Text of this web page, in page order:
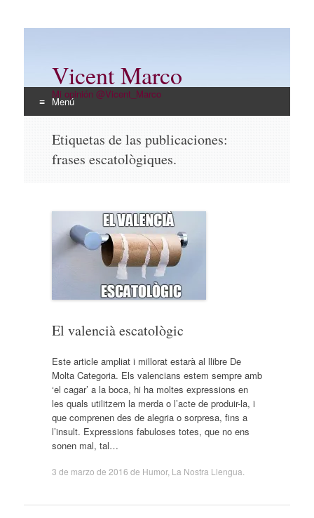
Vicent Marco
Mi opinión @Vicent_Marco
Menú
contenido
Etiquetas de las publicaciones:
frases escatològiques.
El valencià escatològic
Este article ampliat i millorat estarà al llibre De
Molta Categoria. Els valencians estem sempre amb
‘el cagar’ a la boca, hi ha moltes expressions en
les quals utilitzem la merda o l’acte de produir-la, i
que comprenen des de alegria o sorpresa, fins a
l’insult. Expressions fabuloses totes, que no ens
sonen mal, tal…
3 de marzo de 2016 de Humor, La Nostra Llengua